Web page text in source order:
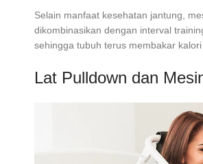
Selain manfaat kesehatan jantung,
dikombinasikan dengan interval
sehingga tubuh terus membakar
Lat Pulldown dan